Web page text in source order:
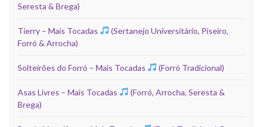
Seresta & Brega)
Tierry – Mais Tocadas
(Sertanejo Universitário, Piseiro,
Forró & Arrocha)
Solteirões do Forró – Mais Tocadas (Forró Tradicional)
Asas Livres – Mais Tocadas
(Forró, Arrocha, Seresta &
Brega)